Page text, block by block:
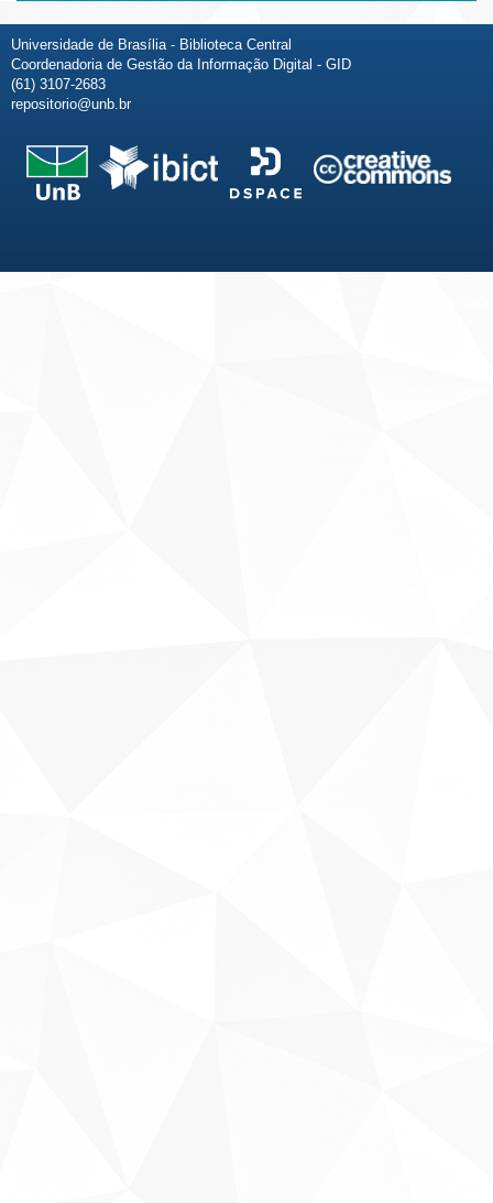
Universidade de Brasília - Biblioteca Central
Coordenadoria de Gestão da Informação Digital - GID
(61) 3107-2683
repositorio@unb.br